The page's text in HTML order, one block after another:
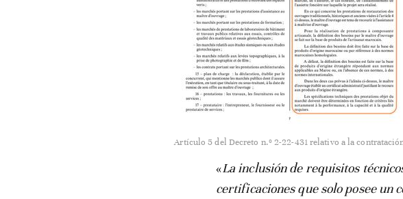
Artículo 5 del Decreto n.º 2-22-431 relativo a la
«La inclusión de requisitos
certificaciones que solo posee